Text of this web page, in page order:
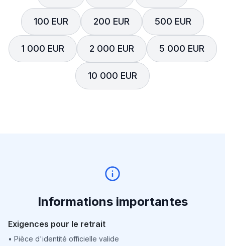
100 EUR 200 EUR 500 EUR
1 000 EUR 2 000 EUR 5 000 EUR
10 000 EUR
Informations importantes
Exigences pour le retrait
• Pièce d'identité officielle valide